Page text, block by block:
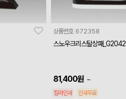
상품번호 672358
스노우크리스탈상패_G2042
81,400원 ~
칼라인쇄 인쇄무료